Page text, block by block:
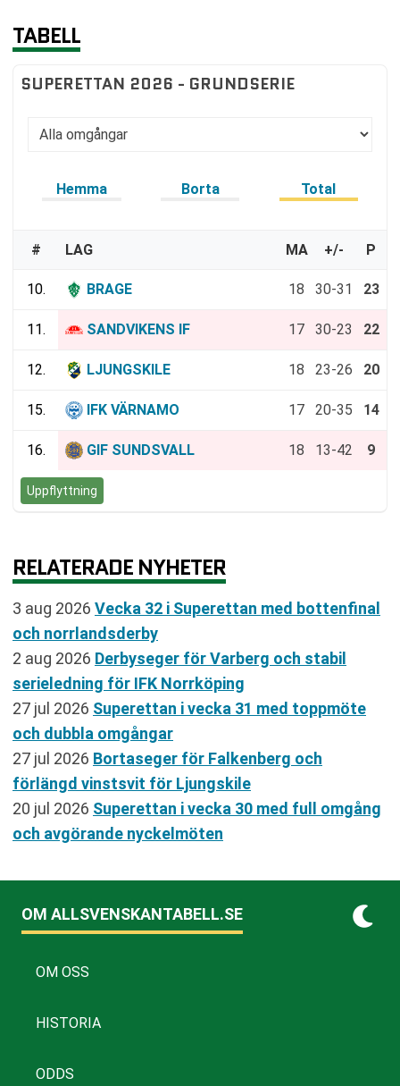
TABELL
SUPERETTAN 2026 - GRUNDSERIE
Hemma Borta Total
# LAG MA +/- P
10. BRAGE 18 30-31 23
11. SANDVIKENS IF 17 30-23 22
12. LJUNGSKILE 18 23-26 20
15. IFK VÄRNAMO 17 20-35 14
16. GIF SUNDSVALL 18 13-42 9
Uppflyttning
RELATERADE NYHETER
3 aug 2026 Vecka 32 i Superettan med bottenfinal
och norrlandsderby
2 aug 2026 Derbyseger för Varberg och stabil
serieledning för IFK Norrköping
27 jul 2026 Superettan i vecka 31 med toppmöte
och dubbla omgångar
27 jul 2026 Bortaseger för Falkenberg och
förlängd vinstsvit för Ljungskile
20 jul 2026 Superettan i vecka 30 med full omgång
och avgörande nyckelmöten
OM ALLSVENSKANTABELL.SE
OM OSS
HISTORIA
ODDS